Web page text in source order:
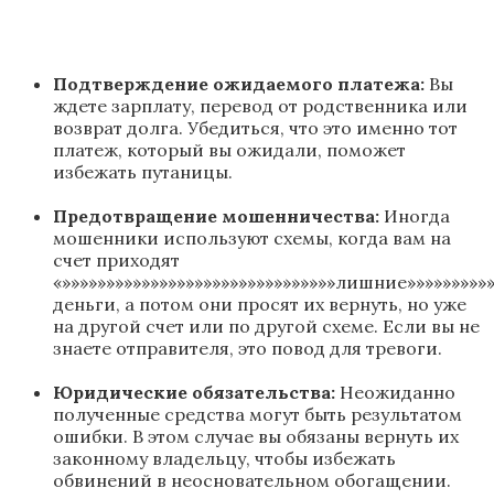
Подтверждение ожидаемого платежа: Вы
ждете зарплату, перевод от родственника или
возврат долга. Убедиться, что это именно тот
платеж, который вы ожидали, поможет
избежать путаницы.
Предотвращение мошенничества: Иногда
мошенники используют схемы, когда вам на
счет приходят
деньги, а потом они просят их вернуть, но уже
на другой счет или по другой схеме. Если вы не
знаете отправителя, это повод для тревоги.
Юридические обязательства: Неожиданно
полученные средства могут быть результатом
ошибки. В этом случае вы обязаны вернуть их
законному владельцу, чтобы избежать
обвинений в неосновательном обогащении.